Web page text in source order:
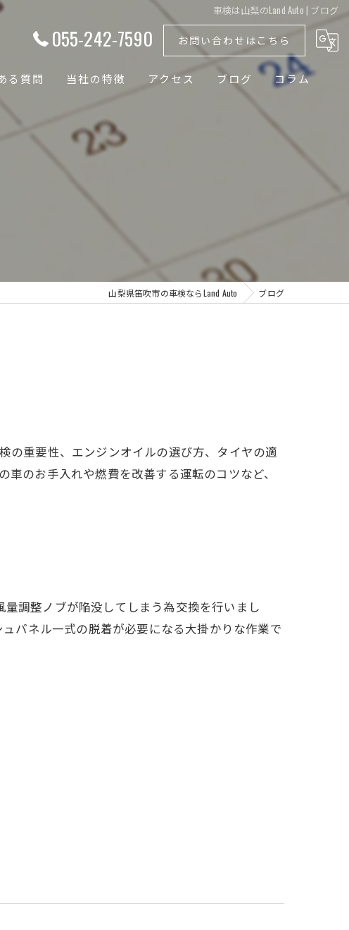
車検は山梨のLand Auto | ブログ
055-242-7590 お問い合わせはこちら
る質問 当社の特徴
外車
国産車
ドイツ車
アクセス ブログ コラム
山梨県笛吹市の車検ならLand Auto ブログ
の重要性、エンジンオイルの選び方、タイヤの適
のお手入れや燃費を改善する運転のコツなど、
量調整ノブが陥没してしまう為交換を行いまし
パネル一式の脱着が必要になる大掛かりな作業で